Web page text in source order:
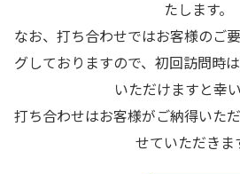
たします。
なお、打ち合わせではお客様のご
グしておりますので、初回訪問時
いただけますと幸い
打ち合わせはお客様がご納得いた
せていただきま